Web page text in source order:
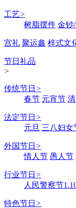
工艺>
树脂摆件 金钞
宫礼 聚运鑫 梓式文
节日礼品
>
传统节日 >
春节 元宵节
法定节日 >
元旦 三八妇女
外国节日 >
情人节 愚人节
行业节日 >
人民警察节
特色节日 >